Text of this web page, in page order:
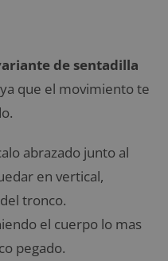
de sentadilla
ya que el movimiento te
abrazado junto al
en vertical,
tronco.
el cuerpo lo mas
pegado.